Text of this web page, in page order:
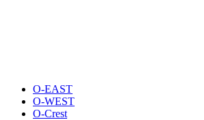
O-EAST
O-WEST
O-Crest